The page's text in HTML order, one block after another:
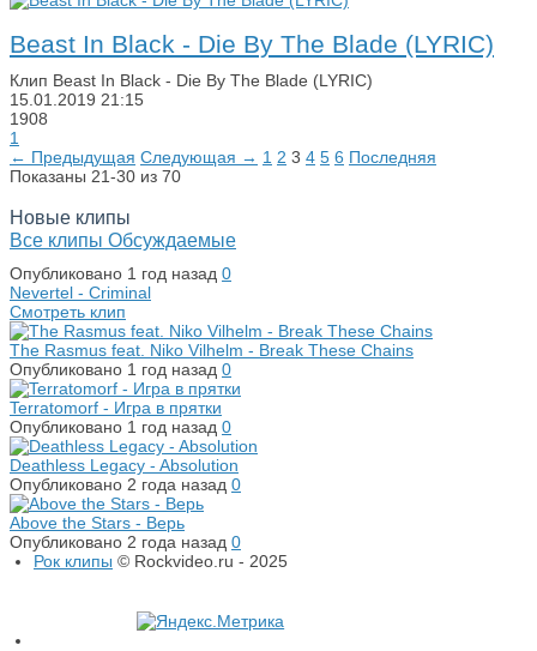
Beast In Black - Die By The Blade (LYRIC)
Клип Beast In Black - Die By The Blade (LYRIC)
15.01.2019 21:15
1908
1
← Предыдущая Следующая → 1 2 3 4 5 6 Последняя
Показаны 21-30 из 70
Новые клипы
Все клипы Обсуждаемые
Опубликовано 1 год назад 0
Nevertel - Criminal
Смотреть клип
The Rasmus feat. Niko Vilhelm - Break These Chains
Опубликовано 1 год назад 0
Terratomorf - Игра в прятки
Опубликовано 1 год назад 0
Deathless Legacy - Absolution
Опубликовано 2 года назад 0
Above the Stars - Верь
Опубликовано 2 года назад 0
Рок клипы © Rockvideo.ru - 2025